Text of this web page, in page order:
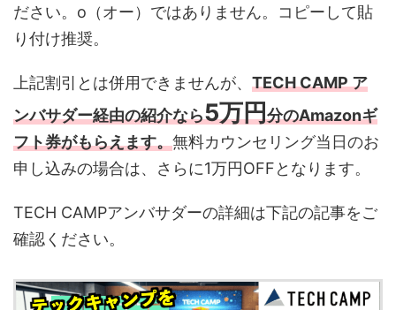
ださい。o（オー）ではありません。コピーして貼
り付け推奨。
上記割引とは併用できませんが、 TECH CAMP ア
ンバサダー経由の紹介なら5万円分のAmazonギ
フト券がもらえます。無料カウンセリング当日のお
申し込みの場合は、さらに1万円OFFとなります。
TECH CAMPアンバサダーの詳細は下記の記事をご
確認ください。